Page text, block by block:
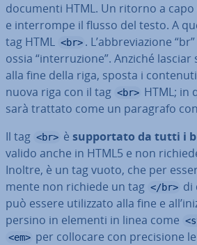
documenti HTML. Un ritorno a
e in­ter­rom­pe il flusso del testo. A
tag HTML <br> . L’ab­bre­via­zio­ne
ossia “in­ter­ru­zio­ne”. Anziché
alla fine della riga, sposta i
nuova riga con il tag <br> HTML; in
sarà trattato come un paragrafo
Il tag <br> è sup­por­ta­to da tutti i
valido anche in HTML5 e non
Inoltre, è un tag vuoto, che per
men­te non richiede un tag </br> di
può essere uti­liz­za­to alla fine e
persino in elementi in linea come
<em> per collocare con pre­ci­sio­ne